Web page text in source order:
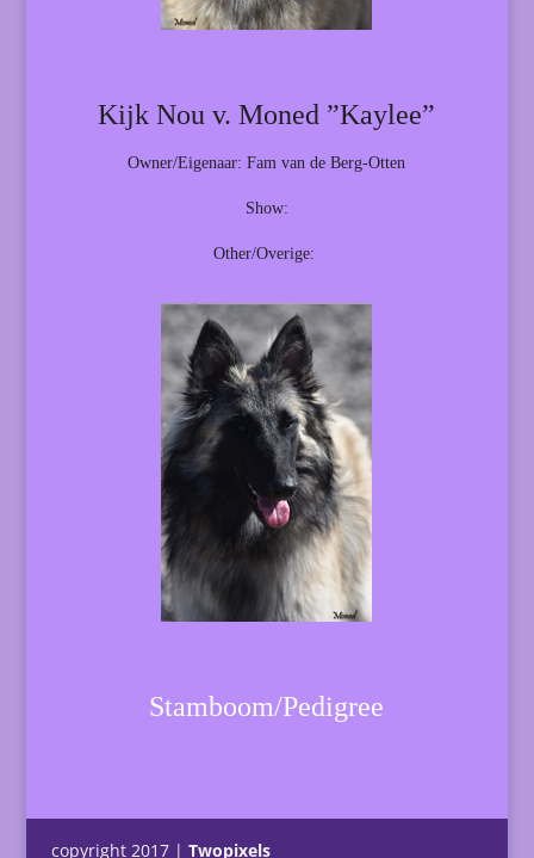
Kijk Nou v. Moned ”Kaylee”
Owner/Eigenaar: Fam van de Berg-Otten
Show:
Other/Overige:
Stamboom/Pedigree
copyright 2017 | Twopixels